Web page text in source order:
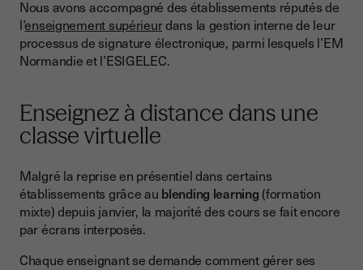
Nous avons accompagné des établissements réputés de
l’enseignement supérieurdans la gestion interne de leur
processus de signature électronique, parmi lesquels l’EM
Normandie et l’ESIGELEC.
Enseignez à distance dans une
classe virtuelle
Malgré la reprise en présentiel dans certains
établissements grâce au blending learning (formation
mixte) depuis janvier, la majorité des cours se fait encore
par écrans interposés.
Chaque enseignant se demande comment gérer ses